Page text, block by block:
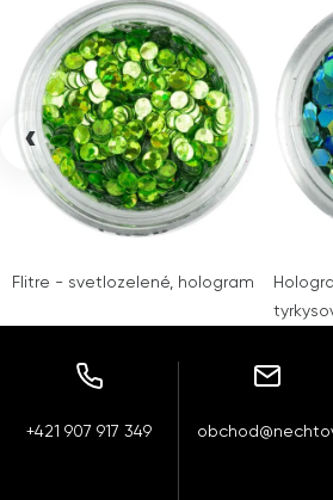
Flitre - svetlozelené, hologram
‹
+421 907 917 349